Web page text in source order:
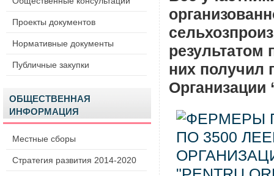
Проекты документов
Нормативные документы
Публичные закупки
ОБЩЕСТВЕННАЯ
ИНФОРМАЦИЯ
Местные сборы
Стратегия развития 2014-2020
них получил
Организации